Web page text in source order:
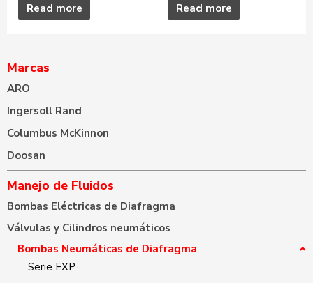
Marcas
ARO
Ingersoll Rand
Columbus McKinnon
Doosan
Manejo de Fluidos
Bombas Eléctricas de Diafragma
Válvulas y Cilindros neumáticos
Bombas Neumáticas de Diafragma
Serie EXP
Read more Read more